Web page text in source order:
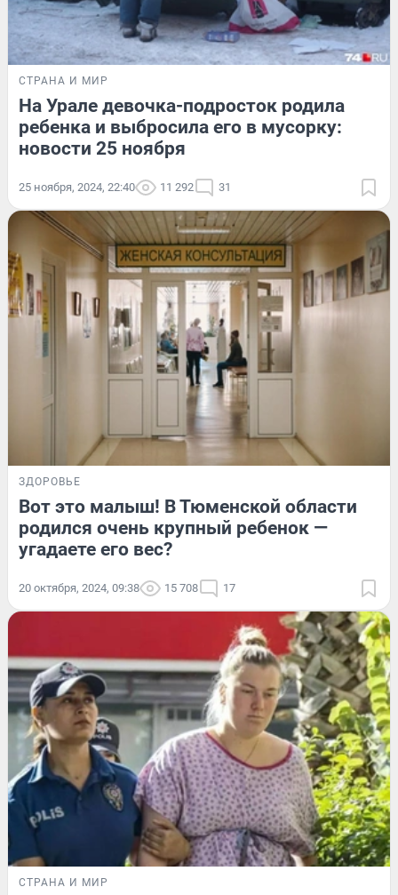
СТРАНА И МИР
На Урале девочка-подросток родила
ребенка и выбросила его в мусорку:
новости 25 ноября
25 ноября, 2024, 22:40 11 292 31
ЗДОРОВЬЕ
Вот это малыш! В Тюменской области
родился очень крупный ребенок —
угадаете его вес?
20 октября, 2024, 09:38 15 708 17
СТРАНА И МИР